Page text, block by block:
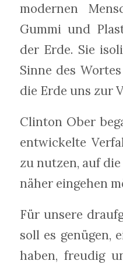
modernen
Gummi und
der Erde. Sie
Sinne des
die Erde uns zur
Clinton Ober
entwickelte
zu nutzen, auf
näher eingehen
Für unsere
soll es genügen,
haben, freudig